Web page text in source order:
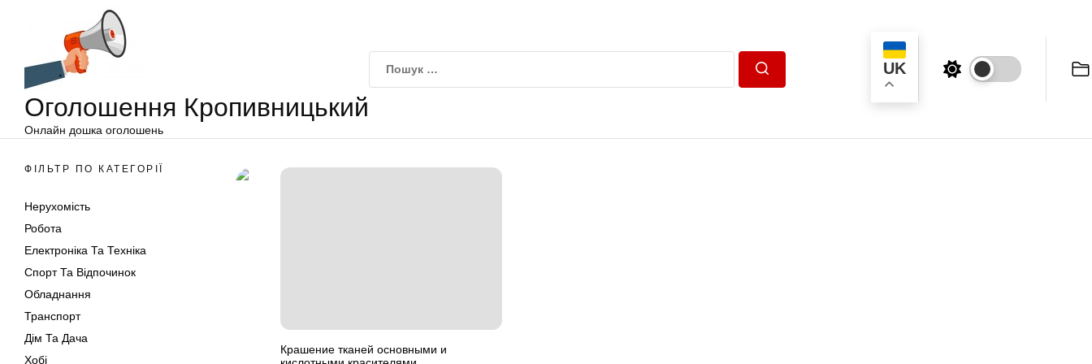
Оголошення Кропивницький
Онлайн дошка оголошень
UK
ФІЛЬТР ПО КАТЕГОРІЇ
Нерухомість
Робота
Електроніка Та Техніка
Спорт Та Відпочинок
Обладнання
Транспорт
Дім Та Дача
Хобі
Крашение тканей основными и